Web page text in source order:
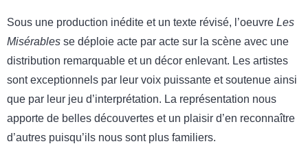
Sous une production inédite et un texte révisé, l’oeuvre Les
Misérables se déploie acte par acte sur la scène avec une
distribution remarquable et un décor enlevant. Les artistes
sont exceptionnels par leur voix puissante et soutenue ainsi
que par leur jeu d’interprétation. La représentation nous
apporte de belles découvertes et un plaisir d’en reconnaître
d’autres puisqu’ils nous sont plus familiers.